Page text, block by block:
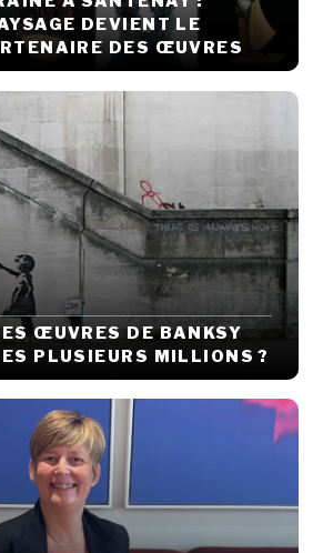
DEVIENT LE
DES ŒUVRES
ŒUVRES DE BANKSY
PLUSIEURS MILLIONS ?